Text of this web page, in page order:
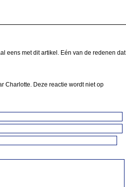
eens met dit artikel. Eén van de redenen dat
Charlotte. Deze reactie wordt niet op